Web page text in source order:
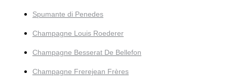
Spumante di Penedes
Champagne Louis Roederer
Champagne Besserat De Bellefon
Champagne Frerejean Frères